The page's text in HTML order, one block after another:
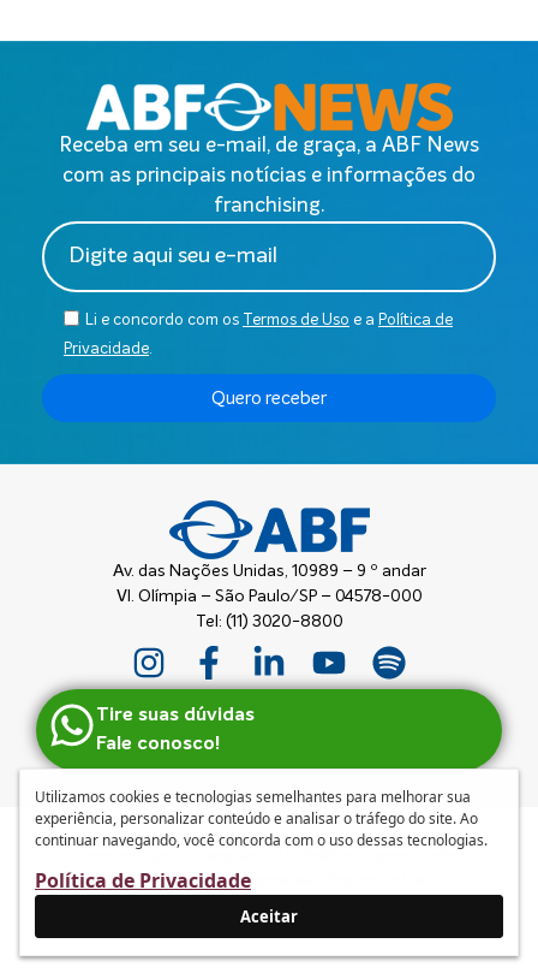
Receba em seu e-mail, de graça, a ABF News
com as principais notícias e informações do
franchising.
Li e concordo com os Termos de Uso e a Política de
Privacidade.
Quero receber
Av. das Nações Unidas, 10989 – 9 º andar
Vl. Olímpia – São Paulo/SP – 04578-000
Tel: (11) 3020-8800
Tire suas dúvidas
Fale conosco!
|Guia de Franquias ABF
Política de privacidade e
tratamento de dados pessoais
Desenvolvido por
Utilizamos cookies e tecnologias semelhantes para melhorar sua
experiência, personalizar conteúdo e analisar o tráfego do site. Ao
continuar navegando, você concorda com o uso dessas tecnologias.
Política de Privacidade
Aceitar